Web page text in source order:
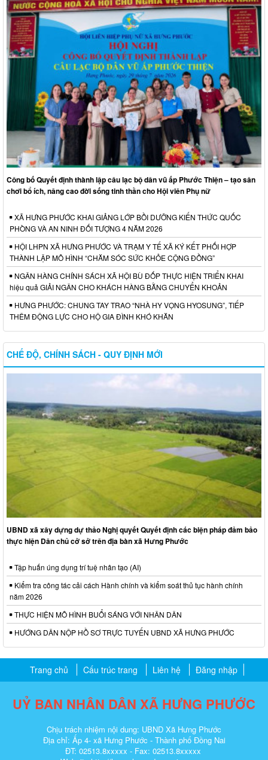
Công bố Quyết định thành lập câu lạc bộ dân vũ ấp Phước Thiện – tạo sân
chơi bổ ích, nâng cao đời sống tinh thần cho Hội viên Phụ nữ
XÃ HƯNG PHƯỚC KHAI GIẢNG LỚP BỒI DƯỠNG KIẾN THỨC QUỐC
PHÒNG VÀ AN NINH ĐỐI TƯỢNG 4 NĂM 2026
HỘI LHPN XÃ HƯNG PHƯỚC VÀ TRẠM Y TẾ XÃ KÝ KẾT PHỐI HỢP
THÀNH LẬP MÔ HÌNH “CHĂM SÓC SỨC KHỎE CỘNG ĐỒNG”
NGÂN HÀNG CHÍNH SÁCH XÃ HỘI BÙ ĐỐP THỰC HIỆN TRIỂN KHAI
hiệu quả GIẢI NGÂN CHO KHÁCH HÀNG BẰNG CHUYỂN KHOẢN
HƯNG PHƯỚC: CHUNG TAY TRAO “NHÀ HY VỌNG HYOSUNG”, TIẾP
THÊM ĐỘNG LỰC CHO HỘ GIA ĐÌNH KHÓ KHĂN
CHẾ ĐỘ, CHÍNH SÁCH - QUY ĐỊNH MỚI
UBND xã xây dựng dự thảo Nghị quyết Quyết định các biện pháp đảm bảo
thực hiện Dân chủ cở sở trên địa bàn xã Hưng Phước
Tập huấn úng dụng trí tuệ nhân tạo (AI)
Kiểm tra công tác cải cách Hành chính và kiểm soát thủ tục hành chính
năm 2026
THỰC HIỆN MÔ HÌNH BUỔI SÁNG VỚI NHÂN DÂN
HƯỚNG DÂN NỘP HỒ SƠ TRỰC TUYẾN UBND XÃ HƯNG PHƯỚC
Trang chủ Cấu trúc trang Liên hệ Đăng nhập
UỶ BAN NHÂN DÂN XÃ HƯNG PHƯỚC
Chịu trách nhiệm nội dung: UBND Xã Hưng Phước
Địa chỉ: Ấp 4- xã Hưng Phước - Thành phố Đồng Nai
ĐT: 02513.8xxxxx - Fax: 02513.8xxxxx